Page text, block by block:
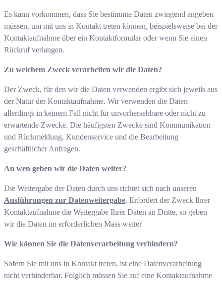
Es kann vorkommen, dass Sie bestimmte Daten zwingend angeben
müssen, um mit uns in Kontakt treten können, beispielsweise bei der
Kontaktaufnahme über ein Kontaktformular oder wenn Sie einen
Rückruf verlangen.
Zu welchem Zweck verarbeiten wir die Daten?
Der Zweck, für den wir die Daten verwenden ergibt sich jeweils aus
der Natur der Kontaktaufnahme. Wir verwenden die Daten
allerdings in keinem Fall nicht für unvorhersehbare oder nicht zu
erwartende Zwecke. Die häufigsten Zwecke sind Kommunikation
und Rückmeldung, Kundenservice und die Bearbeitung
geschäftlicher Anfragen.
An wen geben wir die Daten weiter?
Die Weitergabe der Daten durch uns richtet sich nach unseren
Ausführungen zur Datenweitergabe. Erfordert der Zweck Ihrer
Kontaktaufnahme die Weitergabe Ihrer Daten an Dritte, so geben
wir die Daten im erforderlichen Mass weiter
Wie können Sie die Datenverarbeitung verhindern?
Sofern Sie mit uns in Kontakt treten, ist eine Datenverarbeitung
nicht verhinderbar. Folglich müssen Sie auf eine Kontaktaufnahme